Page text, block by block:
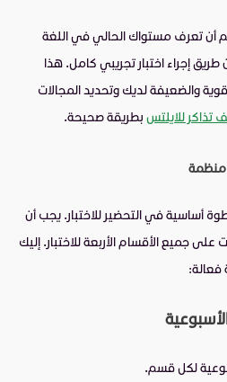
أن تعرف مستواك الحالي في اللغة
طريق إجراء اختبار تجريبي كامل. هذا
والضعيفة لديك وتحديد المجالات
تذاكر للايلتس بطريقة صحيحة.
منظمة
أساسية في التحضير للاختبار. يجب أن
جميع الأقسام الأربعة للاختبار. إليك
فعالة:
لكل قسم.